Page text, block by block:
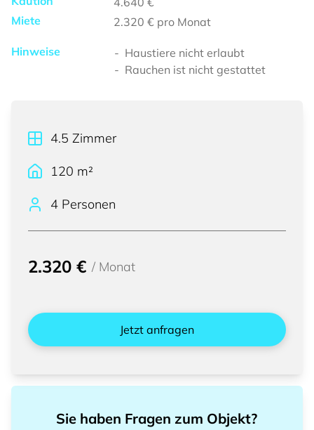
Miete
2.320 € pro Monat
Hinweise
Haustiere nicht erlaubt
Rauchen ist nicht gestattet
4.5 Zimmer
120 m²
4 Personen
2.320 € / Monat
Jetzt anfragen
Sie haben Fragen zum Objekt?